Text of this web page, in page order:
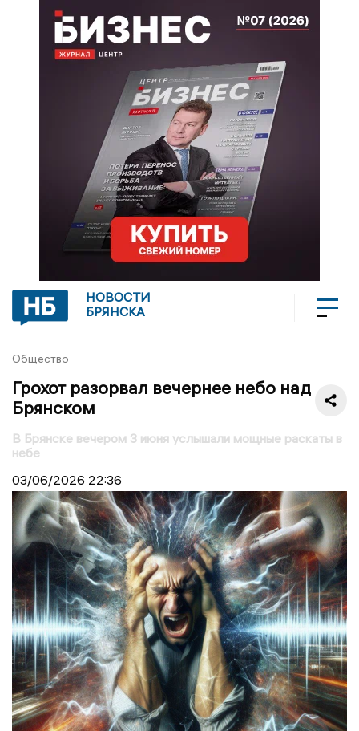
НОВОСТИ
БРЯНСКА
Общество
Грохот разорвал вечернее небо над
Брянском
В Брянске вечером 3 июня услышали мощные раскаты в
небе
03/06/2026 22:36